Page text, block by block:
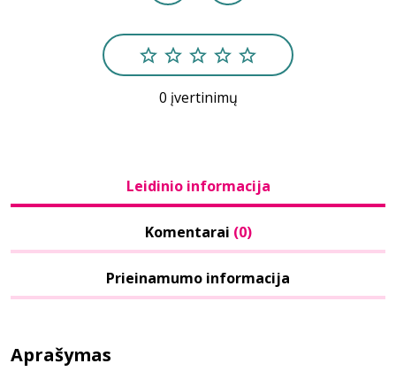
0 įvertinimų
Leidinio informacija
Komentarai (0)
Prieinamumo informacija
Aprašymas